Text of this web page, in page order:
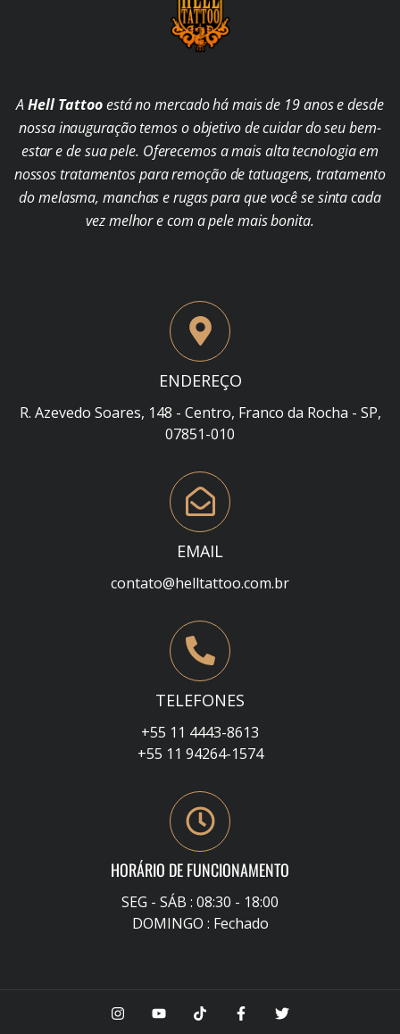
AHell Tattooestá no mercado há mais de 19 anos e desde
nossa inauguração temos o objetivo de cuidar do seu bem-
estar e de sua pele. Oferecemos a mais alta tecnologia em
nossos tratamentos para remoção de tatuagens, tratamento
do melasma, manchas e rugas para que você se sinta cada
vez melhor e com a pele mais bonita.
ENDEREÇO
R. Azevedo Soares, 148 - Centro, Franco da Rocha - SP,
07851-010
EMAIL
contato@helltattoo.com.br
TELEFONES
+55 11 4443-8613
+55 11 94264-1574
HORÁRIO DE FUNCIONAMENTO
SEG - SÁB : 08:30 - 18:00
DOMINGO : Fechado